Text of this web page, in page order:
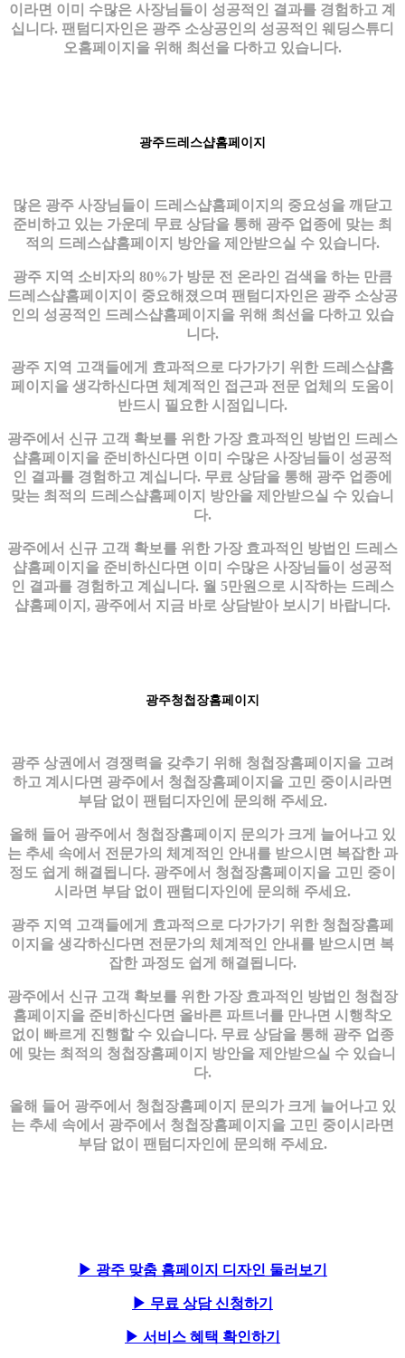
이라면 이미 수많은 사장님들이 성공적인 결과를 경험하고 계
십니다. 팬텀디자인은 광주 소상공인의 성공적인 웨딩스튜디
오홈페이지을 위해 최선을 다하고 있습니다.
광주드레스샵홈페이지
많은 광주 사장님들이 드레스샵홈페이지의 중요성을 깨닫고
준비하고 있는 가운데 무료 상담을 통해 광주 업종에 맞는 최
적의 드레스샵홈페이지 방안을 제안받으실 수 있습니다.
광주 지역 소비자의 80%가 방문 전 온라인 검색을 하는 만큼
드레스샵홈페이지이 중요해졌으며 팬텀디자인은 광주 소상공
인의 성공적인 드레스샵홈페이지을 위해 최선을 다하고 있습
니다.
광주 지역 고객들에게 효과적으로 다가가기 위한 드레스샵홈
페이지을 생각하신다면 체계적인 접근과 전문 업체의 도움이
반드시 필요한 시점입니다.
광주에서 신규 고객 확보를 위한 가장 효과적인 방법인 드레스
샵홈페이지을 준비하신다면 이미 수많은 사장님들이 성공적
인 결과를 경험하고 계십니다. 무료 상담을 통해 광주 업종에
맞는 최적의 드레스샵홈페이지 방안을 제안받으실 수 있습니
다.
광주에서 신규 고객 확보를 위한 가장 효과적인 방법인 드레스
샵홈페이지을 준비하신다면 이미 수많은 사장님들이 성공적
인 결과를 경험하고 계십니다. 월 5만원으로 시작하는 드레스
샵홈페이지, 광주에서 지금 바로 상담받아 보시기 바랍니다.
광주청첩장홈페이지
광주 상권에서 경쟁력을 갖추기 위해 청첩장홈페이지을 고려
하고 계시다면 광주에서 청첩장홈페이지을 고민 중이시라면
부담 없이 팬텀디자인에 문의해 주세요.
올해 들어 광주에서 청첩장홈페이지 문의가 크게 늘어나고 있
는 추세 속에서 전문가의 체계적인 안내를 받으시면 복잡한 과
정도 쉽게 해결됩니다. 광주에서 청첩장홈페이지을 고민 중이
시라면 부담 없이 팬텀디자인에 문의해 주세요.
광주 지역 고객들에게 효과적으로 다가가기 위한 청첩장홈페
이지을 생각하신다면 전문가의 체계적인 안내를 받으시면 복
잡한 과정도 쉽게 해결됩니다.
광주에서 신규 고객 확보를 위한 가장 효과적인 방법인 청첩장
홈페이지을 준비하신다면 올바른 파트너를 만나면 시행착오
없이 빠르게 진행할 수 있습니다. 무료 상담을 통해 광주 업종
에 맞는 최적의 청첩장홈페이지 방안을 제안받으실 수 있습니
다.
올해 들어 광주에서 청첩장홈페이지 문의가 크게 늘어나고 있
는 추세 속에서 광주에서 청첩장홈페이지을 고민 중이시라면
부담 없이 팬텀디자인에 문의해 주세요.
▶ 광주 맞춤 홈페이지 디자인 둘러보기
▶ 무료 상담 신청하기
▶ 서비스 혜택 확인하기